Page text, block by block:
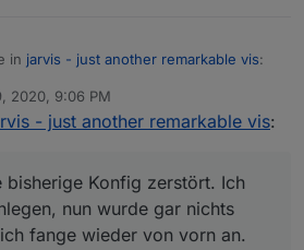
in jarvis - just another remarkable vis:
nutzt du auf dem Mac und
habe ich nicht probiert.
bisherige Konfig zerstört. Ich
anlegen, nun wurde gar nichts mehr
fange wieder von vorn an.
2020, 9:06 PM
- just another remarkable vis:
bisherige Konfig zerstört. Ich
nun wurde gar nichts
fange wieder von vorn an.